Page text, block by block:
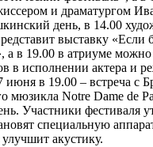
и драматургом
день, в 14.00
выставку
а в 19.00 в атриуме можно
в исполнении актера и
июня в 19.00 – встреча с
мюзикла Notre Dame de
Участники фестиваля
специальную
акустику.